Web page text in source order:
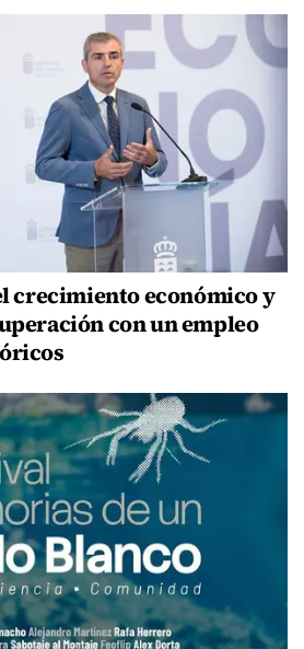
crecimiento económico y
con un empleo